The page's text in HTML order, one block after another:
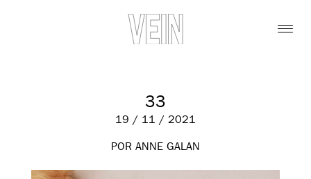
33
19 / 11 / 2021
POR ANNE GALAN